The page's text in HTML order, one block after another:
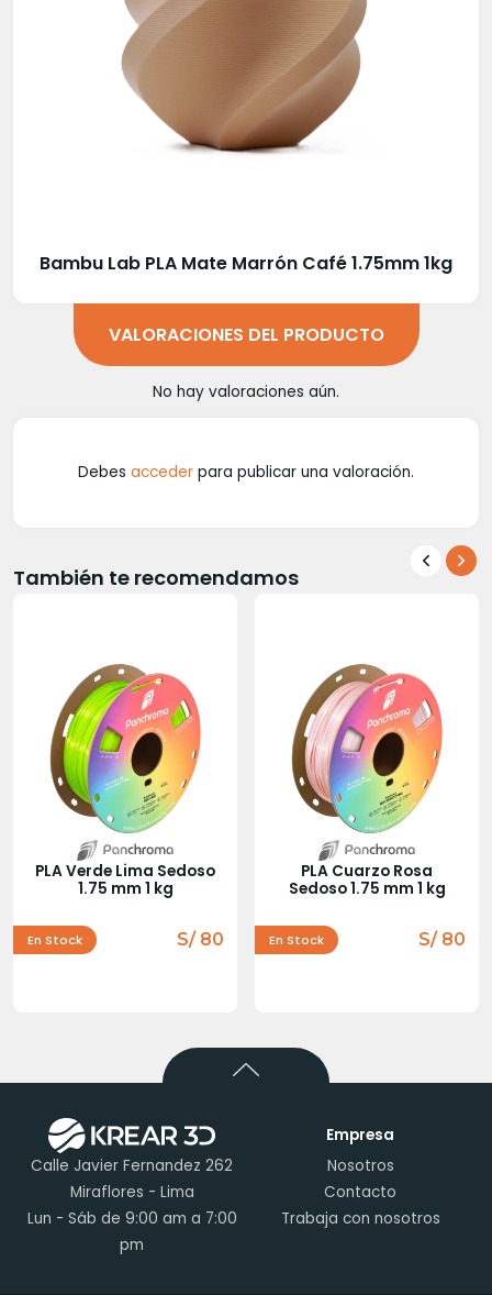
Bambu Lab PLA Mate Marrón Café 1.75mm 1kg
VALORACIONES DEL PRODUCTO
No hay valoraciones aún.
Debes acceder para publicar una valoración.
También te recomendamos
PLA Verde Lima Sedoso
1.75 mm 1 kg
En Stock S/ 80
PLA Cuarzo Rosa
Sedoso 1.75 mm 1 kg
En Stock S/ 80
Calle Javier Fernandez 262
Miraflores - Lima
Lun - Sáb de 9:00 am a 7:00
pm
Empresa
Nosotros
Contacto
Trabaja con nosotros